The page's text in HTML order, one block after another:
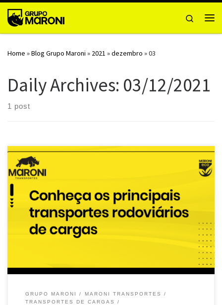
Skip to content
Search
Home »Blog Grupo Maroni » 2021 »dezembro »03
Daily Archives: 03/12/2021
1 post
O transporte rodoviário de cargas é realizado por estradas,
rodovias, ruas e outras vias pavimentadas ou não, com […]
GRUPO MARONI
MARONI TRANSPORTES
TRANSPORTES DE CARGAS